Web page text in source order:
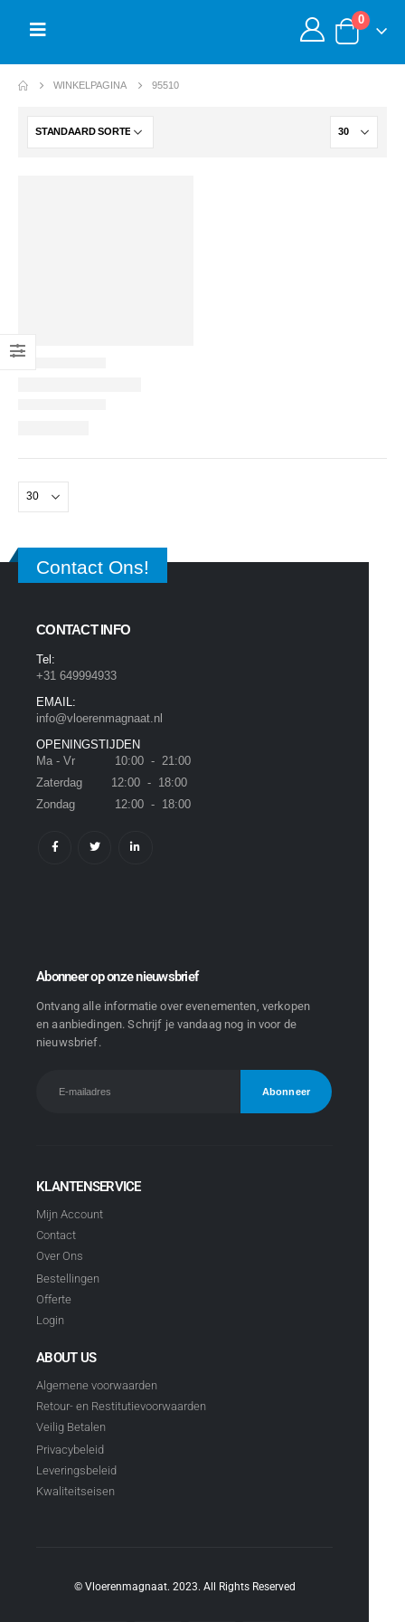
0
WINKELPAGINA 95510
Contact Ons!
CONTACT INFO
Tel:
+31 649994933
EMAIL:
info@vloerenmagnaat.nl
OPENINGSTIJDEN
Ma - Vr 10:00 - 21:00
Zaterdag 12:00 - 18:00
Zondag 12:00 - 18:00
Abonneer op onze nieuwsbrief
Ontvang alle informatie over evenementen, verkopen
en aanbiedingen. Schrijf je vandaag nog in voor de
nieuwsbrief.
KLANTENSERVICE
Mijn Account
Contact
Over Ons
Bestellingen
Offerte
Login
ABOUT US
Algemene voorwaarden
Retour- en Restitutievoorwaarden
Veilig Betalen
Privacybeleid
Leveringsbeleid
Kwaliteitseisen
© Vloerenmagnaat. 2023. All Rights Reserved